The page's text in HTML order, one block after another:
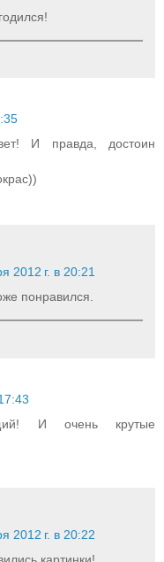
И правда, достоин
2012 г. в 20:21
понравился.
И очень крутые
2012 г. в 20:22